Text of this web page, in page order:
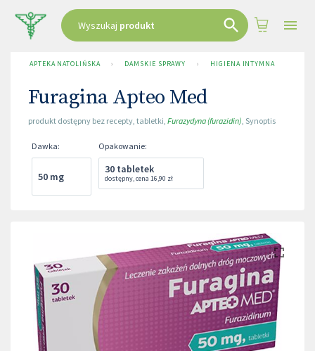
Wyszukaj produkt
APTEKA NATOLIŃSKA › DAMSKIE SPRAWY › HIGIENA INTYMNA
Furagina Apteo Med
produkt dostępny bez recepty, tabletki, Furazydyna (furazidin), Synoptis
Dawka:
50 mg
Opakowanie:
30 tabletek
dostępny,cena 16,90 zł